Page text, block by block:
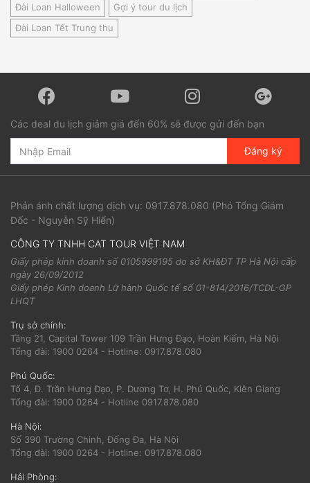
Đài Loan Halloween
Gợi ý tour du lịch
Đài Loan Tết Trung thu
Các deal du lịch giảm giá đến 60% sẽ được gửi đến bạn
Đăng ký
Phản ánh chất lượng dịch vụ: 0917.878.080 (Phó Tổng Giám
Đốc - Nguyễn Sỹ Hiển)
CÔNG TY TNHH CAT TOUR VIỆT NAM
Giấy phép kinh doanh số 0105999195 do sở KH&ĐT TP Hà Nội cấp
ngày 26/09/2012
Giấy phép Kinh doanh Lữ hành Quốc tế số 01-814/2016/TCDL-GP
LHQT
Trụ sở chính:
Tầng 21, Capital Tower 109 Trần Hưng Đạo, Hoàn Kiếm, Hà Nội
Tổng đài: 1900 0264 - Hotline: 0917.878.080
Phú Quốc:
Tổ 4, Đ. Trần Hưng Đạo, P. Dương Tơ, H. Phú Quốc, Kiên Giang
Tổng đài: 1900 0264 - Hotline 0917.878.080
Hà Nội:
Số 390 Trường Chinh, Đống Đa, Hà Nội
Tổng đài: 1900 0264 - Hotline: 0917.878.080
Hải Phòng: